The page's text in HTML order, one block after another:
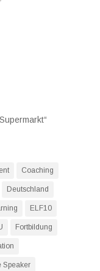
Coaching
Deutschland
ELF10
Fortbildung
Speaker